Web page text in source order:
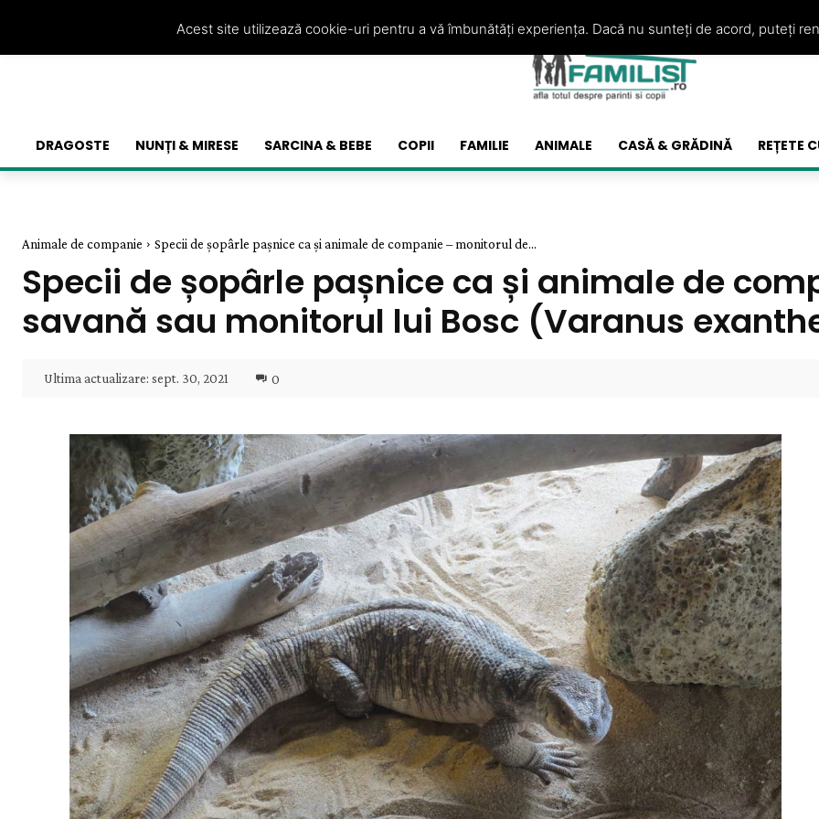
DRAGOSTE NUNȚI & MIRESE SARCINA & BEBE COPII FAMILIE ANIMALE CASĂ & GRĂDINĂ REȚETE
Animale de companie Specii de șopârle pașnice ca și animale de companie – monitorul de...
Specii de șopârle pașnice ca și animale de
savană sau monitorul lui Bosc (Varanus
Ultima actualizare: sept. 30, 2021 0
Acest site utilizează cookie-uri pentru a vă îmbunătăți experiența. Dacă nu sunteți de acord, puteți